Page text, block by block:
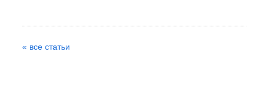
« все статьи